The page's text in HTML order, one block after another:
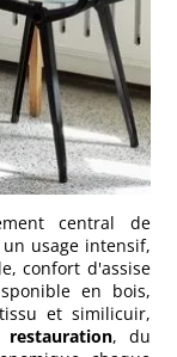
central de
usage intensif,
confort d'assise
en bois,
et similicuir,
, du